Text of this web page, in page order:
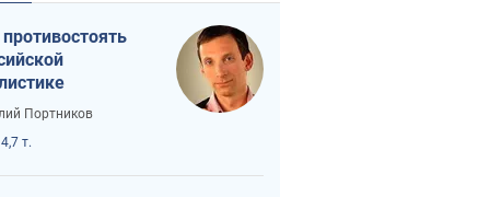
Портников
т.